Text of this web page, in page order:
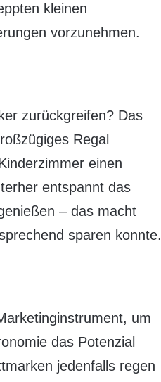
kleinen
vorzunehmen.
zurückgreifen? Das
Regal
einen
entspannt das
– das macht
sparen konnte.
um
das Potenzial
jedenfalls regen